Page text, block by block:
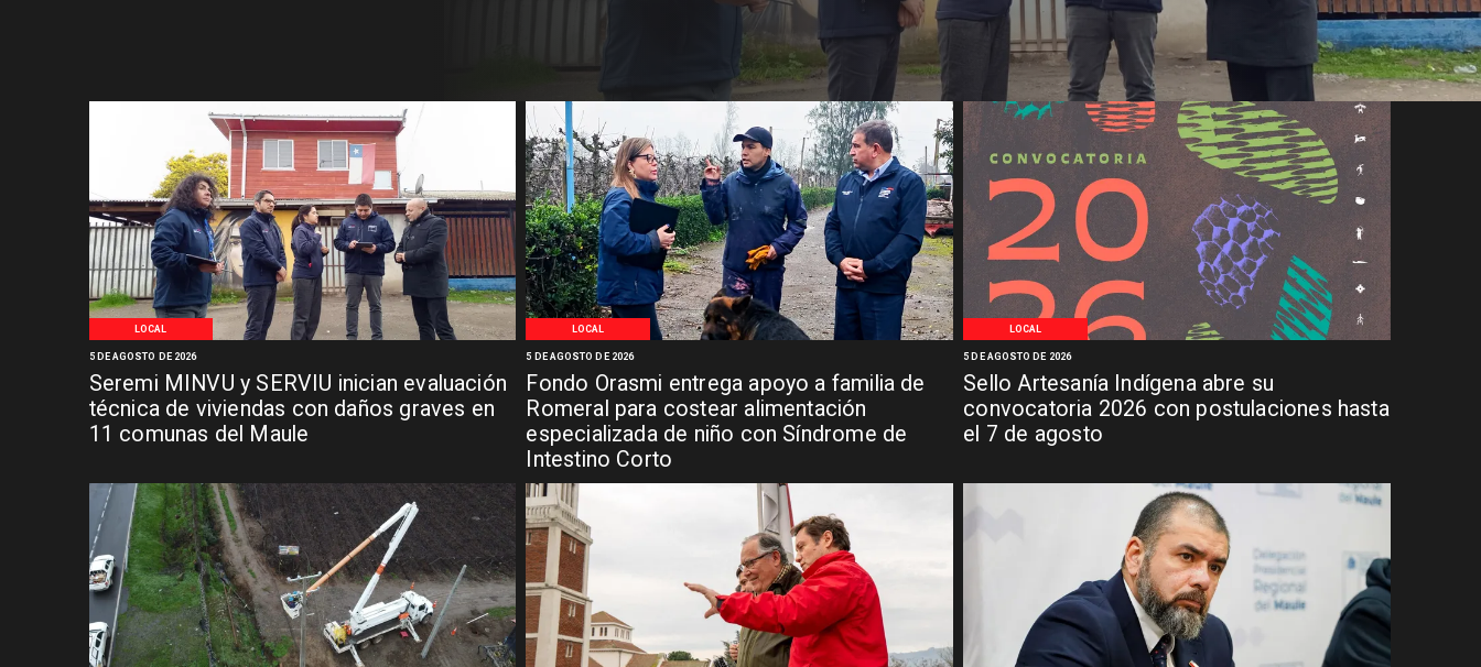
LOCAL
Seremi MINVU y SERVIU inician evaluación
técnica de viviendas con daños graves en
11 comunas del Maule
5 DE AGOSTO DE 2026
LOCAL
Fondo Orasmi entrega apoyo a familia de
Romeral para costear alimentación
especializada de niño con Síndrome de
Intestino Corto
5 DE AGOSTO DE 2026
LOCAL
Sello Artesanía Indígena abre su
convocatoria 2026 con postulaciones hasta
el 7 de agosto
5 DE AGOSTO DE 2026